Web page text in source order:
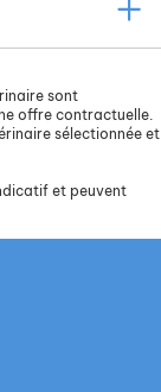
sont
offre contractuelle.
sélectionnée et
et peuvent